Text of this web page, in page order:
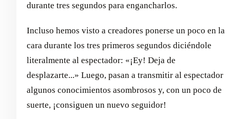
durante tres segundos para engancharlos.
Incluso hemos visto a creadores ponerse un poco en la
cara durante los tres primeros segundos diciéndole
literalmente al espectador: «¡Ey! Deja de
desplazarte...» Luego, pasan a transmitir al espectador
algunos conocimientos asombrosos y, con un poco de
suerte, ¡consiguen un nuevo seguidor!